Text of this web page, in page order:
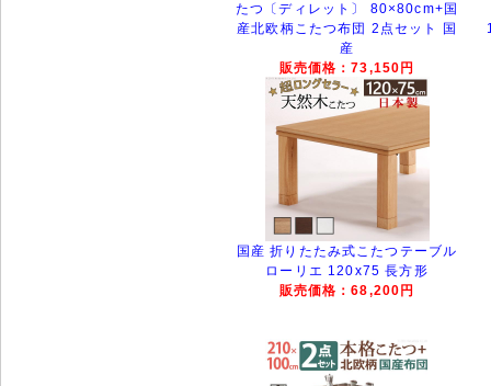
たつ〔ディレット〕 80×80cm+国
産北欧柄こたつ布団 2点セット 国
産
販売価格：73,150円
国産 折りたたみ式こたつテーブル
ローリエ 120x75 長方形
販売価格：68,200円